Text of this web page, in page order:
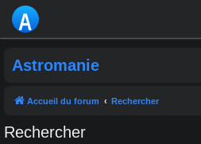
A
T
R
O
Astromanie
Accueil du forum Rechercher
Rechercher